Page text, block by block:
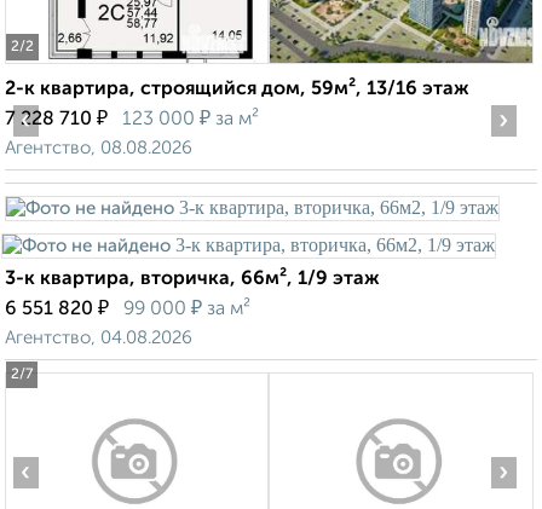
2/2
2-к квартира, строящийся дом, 59м², 13/16 этаж
7 228 710 ₽ 123 000 ₽ за м²
Агентство, 08.08.2026
2/7
‹ ›
3-к квартира, вторичка, 66м², 1/9 этаж
6 551 820 ₽ 99 000 ₽ за м²
Агентство, 04.08.2026
‹ ›